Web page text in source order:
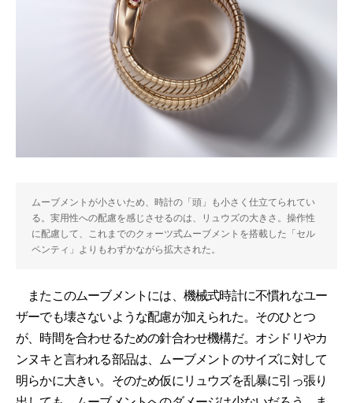
ムーブメントが小さいため、時計の「頭」も小さく仕立てられてい
る。実用性への配慮を感じさせるのは、リュウズの大きさ。操作性
に配慮して、これまでのクォーツ式ムーブメントを搭載した「セル
ペンティ」よりもわずかながら拡大された。
またこのムーブメントには、機械式時計に不慣れなユー
ザーでも壊さないような配慮が加えられた。そのひとつ
が、時間を合わせるための針合わせ機構だ。オシドリやカ
ンヌキと言われる部品は、ムーブメントのサイズに対して
明らかに大きい。そのため仮にリュウズを乱暴に引っ張り